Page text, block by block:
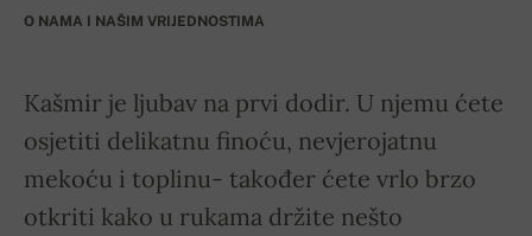
O NAMA I NAŠIM VRIJEDNOSTIMA
Kašmir je ljubav na prvi dodir. U njemu ćete
osjetiti delikatnu finoću, nevjerojatnu
mekoću i toplinu- također ćete vrlo brzo
otkriti kako u rukama držite nešto